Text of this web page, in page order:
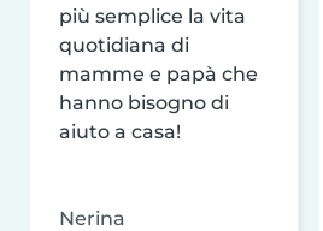
più semplice la vita
quotidiana di
mamme e papà che
hanno bisogno di
aiuto a casa!
Nerina